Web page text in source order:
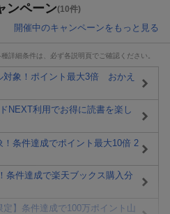
ンペーン(10件)
開催中のキャンペーンをもっと見る
詳細条件は、必ず各説明頁でご確認ください。
対象！ポイント最大3倍 おかえ
NEXT利用でお得に読書を楽し
条件達成でポイント最大10倍 2
条件達成で楽天ブックス購入分
定】条件達成で100万ポイント山